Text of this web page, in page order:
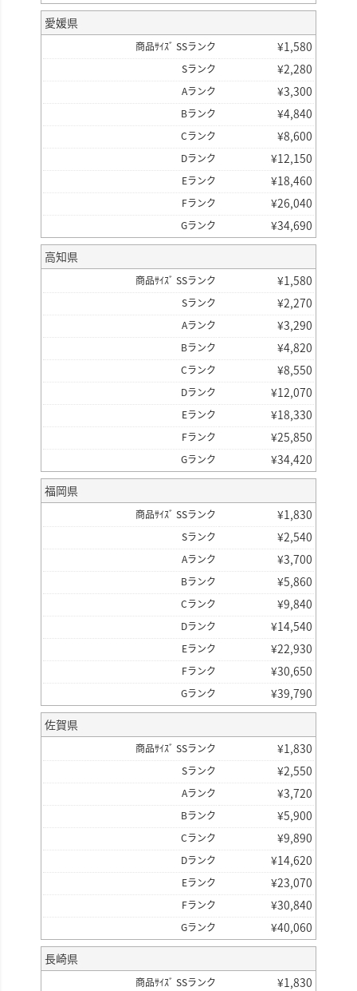
愛媛県
商品ｻｲｽﾞ SSランク ¥1,580
Sランク ¥2,280
Aランク ¥3,300
Bランク ¥4,840
Cランク ¥8,600
Dランク ¥12,150
Eランク ¥18,460
Fランク ¥26,040
Gランク ¥34,690
高知県
商品ｻｲｽﾞ SSランク ¥1,580
Sランク ¥2,270
Aランク ¥3,290
Bランク ¥4,820
Cランク ¥8,550
Dランク ¥12,070
Eランク ¥18,330
Fランク ¥25,850
Gランク ¥34,420
福岡県
商品ｻｲｽﾞ SSランク ¥1,830
Sランク ¥2,540
Aランク ¥3,700
Bランク ¥5,860
Cランク ¥9,840
Dランク ¥14,540
Eランク ¥22,930
Fランク ¥30,650
Gランク ¥39,790
佐賀県
商品ｻｲｽﾞ SSランク ¥1,830
Sランク ¥2,550
Aランク ¥3,720
Bランク ¥5,900
Cランク ¥9,890
Dランク ¥14,620
Eランク ¥23,070
Fランク ¥30,840
Gランク ¥40,060
長崎県
商品ｻｲｽﾞ SSランク ¥1,830